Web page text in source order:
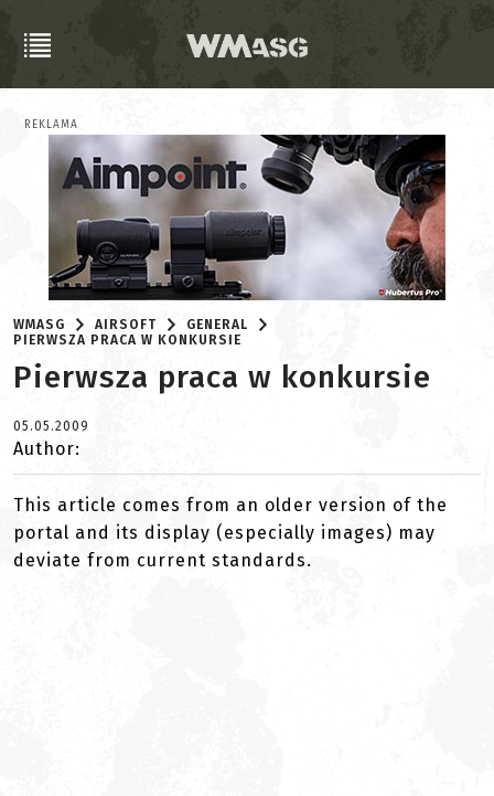
REKLAMA
WMASG AIRSOFT
GENERAL
PIERWSZA PRACA W KONKURSIE
Pierwsza praca w konkursie
05.05.2009
Author:
This article comes from an older version of the
portal and its display (especially images) may
deviate from current standards.